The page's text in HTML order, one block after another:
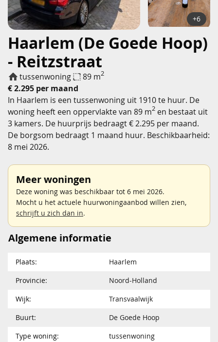
Haarlem (De Goede Hoop)
- Reitzstraat
tussenwoning 89 m2
€ 2.295 per maand
+6
In Haarlem is een tussenwoning uit 1910 te huur. De
woning heeft een oppervlakte van 89 m2 en bestaat uit
3 kamers. De huurprijs bedraagt € 2.295 per maand.
De borgsom bedraagt 1 maand huur. Beschikbaarheid:
8 mei 2026.
Meer woningen
Deze woning was beschikbaar tot 6 mei 2026.
Mocht u het actuele huurwoningaanbod willen zien,
schrijft u zich dan in.
Algemene informatie
Plaats:
Haarlem
Provincie:
Noord-Holland
Wijk:
Transvaalwijk
Buurt:
De Goede Hoop
Type woning:
tussenwoning